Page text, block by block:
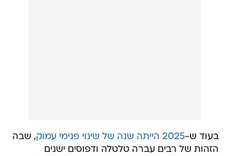
בעוד ש-2025 הייתה שנה של שינוי פנימי עמוק
, שבה
הזהות של רבים עברה טלטלה ודפוסים ישנים